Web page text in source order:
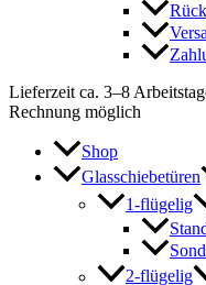
Lieferzeit ca. 3–8
Rechnung möglich
Shop
Glasschiebetüren
1-flügelig
2-flügelig